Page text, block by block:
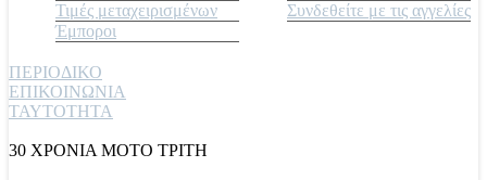
Τιμές μεταχειρισμένων
Έμποροι
Συνδεθείτε με τις αγγελίες
ΠΕΡΙΟΔΙΚΟ
ΕΠΙΚΟΙΝΩΝΙΑ
ΤΑΥΤΟΤΗΤΑ
30 ΧΡΟΝΙΑ MOTO ΤΡΙΤΗ